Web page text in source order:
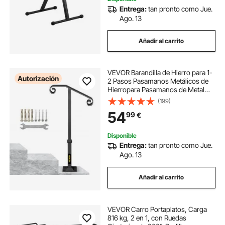
Entrega:tan pronto como Jue.
Ago. 13
Añadir al carrito
Autorización
VEVOR Barandilla de Hierro para 1-
2 Pasos Pasamanos Metálicos de
Hierropara Pasamanos de Metal
con Base para Escaleras al Aire
Libre Gris
(199)
5499€
Disponible
Entrega:tan pronto como Jue.
Ago. 13
Añadir al carrito
VEVOR Carro Portaplatos, Carga
816 kg, 2 en 1, con Ruedas